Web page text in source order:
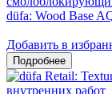
düfa: Wood Base
Добавить в